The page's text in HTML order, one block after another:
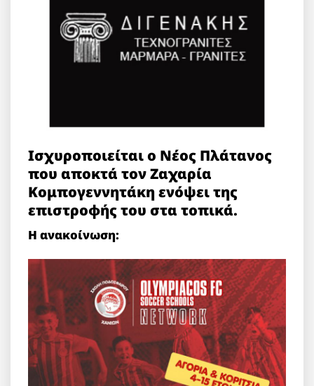
Ισχυροποιείται ο Νέος Πλάτανος
που αποκτά τον Ζαχαρία
Κομπογεννητάκη ενόψει της
επιστροφής του στα τοπικά.
Η ανακοίνωση: